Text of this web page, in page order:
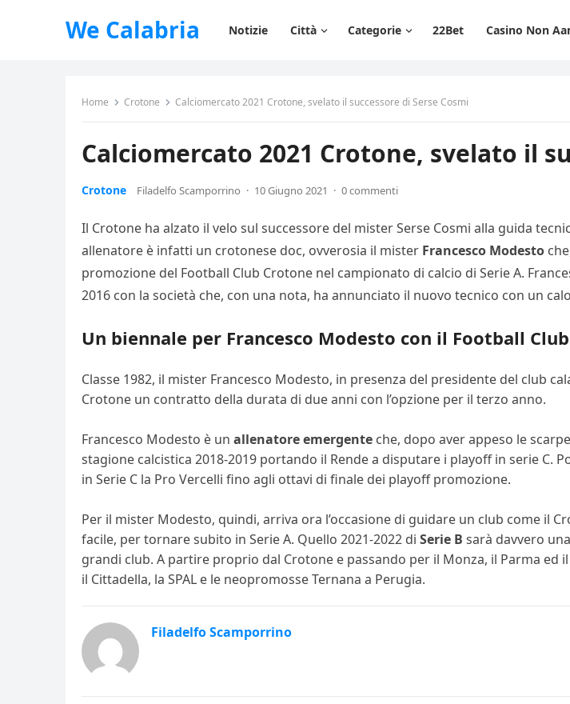
We Calabria Notizie Città Categorie 22Bet Casino Non
Home Crotone Calciomercato 2021 Crotone, svelato il successore di Serse Cosmi
Calciomercato 2021 Crotone, svelato il
Crotone Filadelfo Scamporrino · 10 Giugno 2021 · 0 commenti
Il Crotone ha alzato il velo sul successore del mister Serse Cosmi alla guida
allenatore è infatti un crotonese doc, ovverosia il mister Francesco Modesto
promozione del Football Club Crotone nel campionato di calcio di Serie A.
2016 con la società che, con una nota, ha annunciato il nuovo tecnico con un
Un biennale per Francesco Modesto con il Football
Classe 1982, il mister Francesco Modesto, in presenza del presidente del club
Crotone un contratto della durata di due anni con l’opzione per il terzo anno.
Francesco Modesto è un allenatore emergente che, dopo aver appeso le
stagione calcistica 2018-2019 portando il Rende a disputare i playoff in serie C.
in Serie C la Pro Vercelli fino agli ottavi di finale dei playoff promozione.
Per il mister Modesto, quindi, arriva ora l’occasione di guidare un club come il
facile, per tornare subito in Serie A. Quello 2021-2022 di Serie B sarà davvero
grandi club. A partire proprio dal Crotone e passando per il Monza, il Parma ed
il Cittadella, la SPAL e le neopromosse Ternana a Perugia.
Filadelfo Scamporrino